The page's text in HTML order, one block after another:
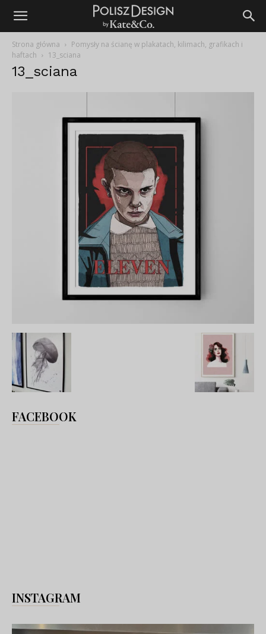
Strona główna
Pomysły na ścianę w plakatach, kilimach, grafikach i
haftach
13_sciana
13_sciana
FACEBOOK
INSTAGRAM